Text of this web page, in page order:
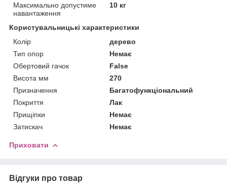
Максимально допустиме
навантаження
10 кг
Користувальницькі характеристики
Колір
дерево
Тип опор
Немає
Обертовий гачок
False
Висота мм
270
Призначення
Багатофункціональний
Покриття
Лак
Прищіпки
Немає
Затискач
Немає
Приховати
Відгуки про товар